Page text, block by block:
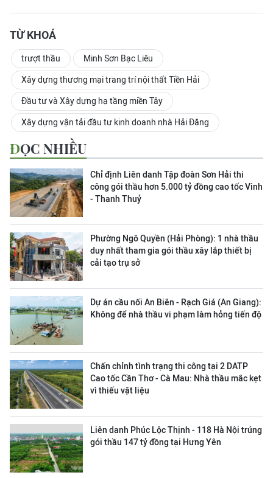
TỪ KHOÁ
trượt thầu Minh Sơn Bạc Liêu
Xây dựng thương mại trang trí nội thất Tiền Hải
Đầu tư và Xây dựng hạ tầng miền Tây
Xây dựng vận tải đầu tư kinh doanh nhà Hải Đăng
ĐỌC NHIỀU
Chỉ định Liên danh Tập đoàn Sơn Hải thi
công gói thầu hơn 5.000 tỷ đồng cao tốc Vinh
- Thanh Thuỷ
Phường Ngô Quyền (Hải Phòng): 1 nhà thầu
duy nhất tham gia gói thầu xây lắp thiết bị
cải tạo trụ sở
Dự án cầu nối An Biên - Rạch Giá (An Giang):
Không để nhà thầu vi phạm làm hỏng tiến độ
Chấn chỉnh tình trạng thi công tại 2 DATP
Cao tốc Cần Thơ - Cà Mau: Nhà thầu mắc kẹt
vì thiếu vật liệu
Liên danh Phúc Lộc Thịnh - 118 Hà Nội trúng
gói thầu 147 tỷ đồng tại Hưng Yên